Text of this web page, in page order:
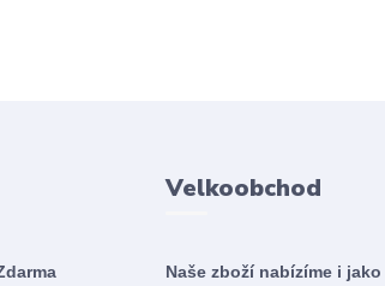
Velkoobchod
Naše zboží nabízíme i